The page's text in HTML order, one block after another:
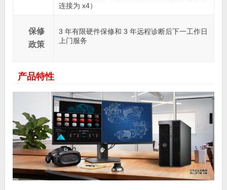
连接为 x4）
保修
政策
3 年有限硬件保修和 3 年远程诊断后下一工作日
上门服务
产品特性